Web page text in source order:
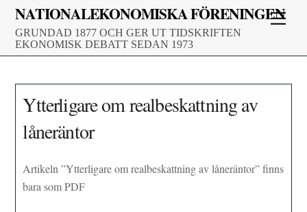
Skip
content
NATIONALEKONOMISKA FÖRENINGEN
GRUNDAD 1877 OCH GER UT TIDSKRIFTEN
EKONOMISK DEBATT SEDAN 1973
Ytterligare om realbeskattning av
låneräntor
Artikeln ”Ytterligare om realbeskattning av låneräntor” finns
bara som PDF